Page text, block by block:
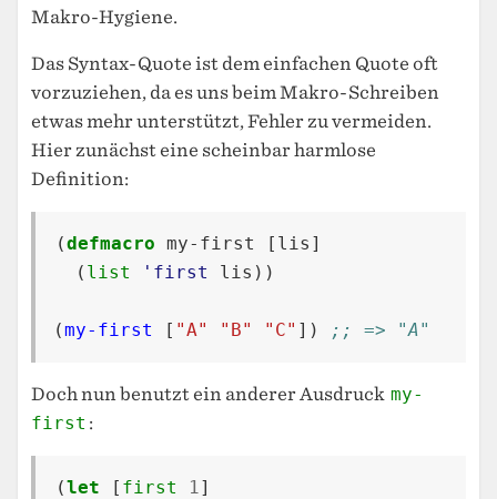
Makro-Hygiene.
Das Syntax-Quote ist dem einfachen Quote oft
vorzuziehen, da es uns beim Makro-Schreiben
etwas mehr unterstützt, Fehler zu vermeiden.
Hier zunächst eine scheinbar harmlose
Definition:
(defmacro my-first [ lis ]
( list 'first lis ))
(my-first [ "A" "B" "C" ]) ;; => "A"
Doch nun benutzt ein anderer Ausdruck my-
first :
(let [ first 1 ]